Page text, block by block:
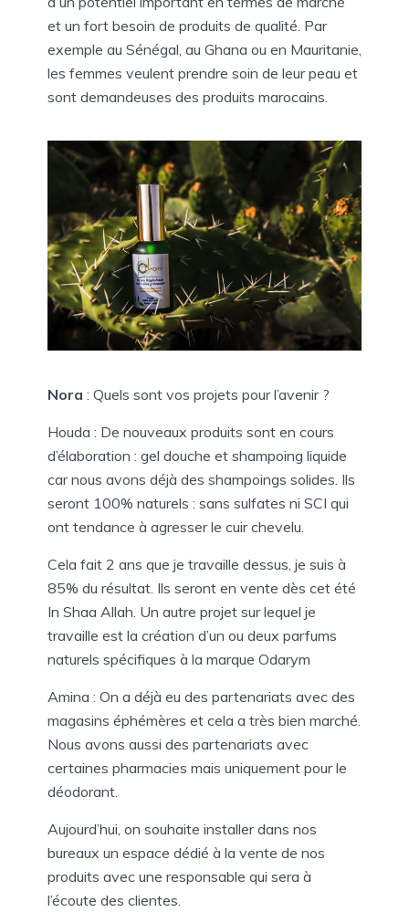
et un fort besoin de produits de qualité. Par
exemple au Sénégal, au Ghana ou en Mauritanie,
les femmes veulent prendre soin de leur peau et
sont demandeuses des produits marocains.
Nora : Quels sont vos projets pour l’avenir ?
Houda : De nouveaux produits sont en cours
d’élaboration : gel douche et shampoing liquide
car nous avons déjà des shampoings solides. Ils
seront 100% naturels : sans sulfates ni SCI qui
ont tendance à agresser le cuir chevelu.
Cela fait 2 ans que je travaille dessus, je suis à
85% du résultat. Ils seront en vente dès cet été
In Shaa Allah. Un autre projet sur lequel je
travaille est la création d’un ou deux parfums
naturels spécifiques à la marque Odarym
Amina : On a déjà eu des partenariats avec des
magasins éphémères et cela a très bien marché.
Nous avons aussi des partenariats avec
certaines pharmacies mais uniquement pour le
déodorant.
Aujourd’hui, on souhaite installer dans nos
bureaux un espace dédié à la vente de nos
produits avec une responsable qui sera à
l’écoute des clientes.